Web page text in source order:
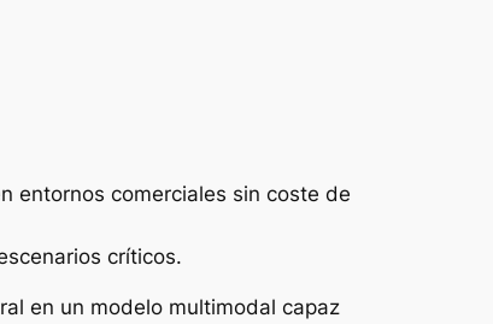
entornos comerciales sin coste de
críticos.
en un modelo multimodal capaz